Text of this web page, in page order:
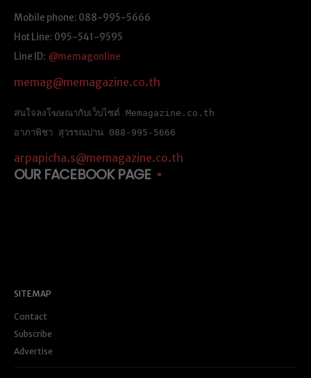
Mobile phone: 088-995-5666
Hot Line: 095-541-9595
Line ID: @memagonline
memag@memagazine.co.th
สนใจลงโฆษณากับเว็บไซต์ Memagazine.co.th
อาภาพิชา สุวรรณปาน 088-995-5666
arpapicha.s@memagazine.co.th
OUR FACEBOOK PAGE
SITEMAP
Contact
Subscribe
Advertise